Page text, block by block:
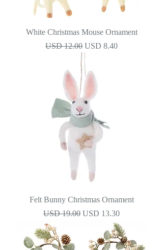
White Christmas Mouse Ornament
Precio
USD 12.00 Precio de oferta
USD 8.40
Felt Bunny Christmas Ornament
Precio
USD 19.00 Precio de oferta
USD 13.30